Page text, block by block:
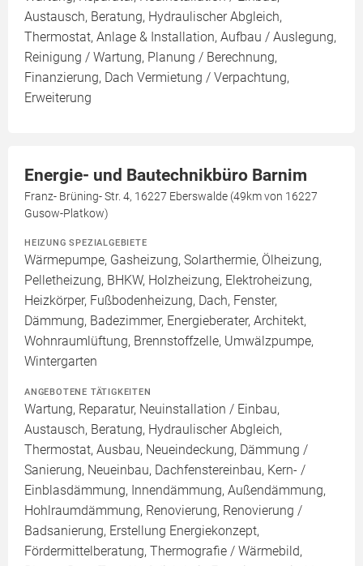
Austausch, Beratung, Hydraulischer Abgleich,
Thermostat, Anlage & Installation, Aufbau / Auslegung,
Reinigung / Wartung, Planung / Berechnung,
Finanzierung, Dach Vermietung / Verpachtung,
Erweiterung
Energie- und Bautechnikbüro Barnim
Franz- Brüning- Str. 4, 16227 Eberswalde (49km von 16227
Gusow-Platkow)
HEIZUNG SPEZIALGEBIETE
Wärmepumpe, Gasheizung, Solarthermie, Ölheizung,
Pelletheizung, BHKW, Holzheizung, Elektroheizung,
Heizkörper, Fußbodenheizung, Dach, Fenster,
Dämmung, Badezimmer, Energieberater, Architekt,
Wohnraumlüftung, Brennstoffzelle, Umwälzpumpe,
Wintergarten
ANGEBOTENE TÄTIGKEITEN
Wartung, Reparatur, Neuinstallation / Einbau,
Austausch, Beratung, Hydraulischer Abgleich,
Thermostat, Ausbau, Neueindeckung, Dämmung /
Sanierung, Neueinbau, Dachfenstereinbau, Kern- /
Einblasdämmung, Innendämmung, Außendämmung,
Hohlraumdämmung, Renovierung, Renovierung /
Badsanierung, Erstellung Energiekonzept,
Fördermittelberatung, Thermografie / Wärmebild,